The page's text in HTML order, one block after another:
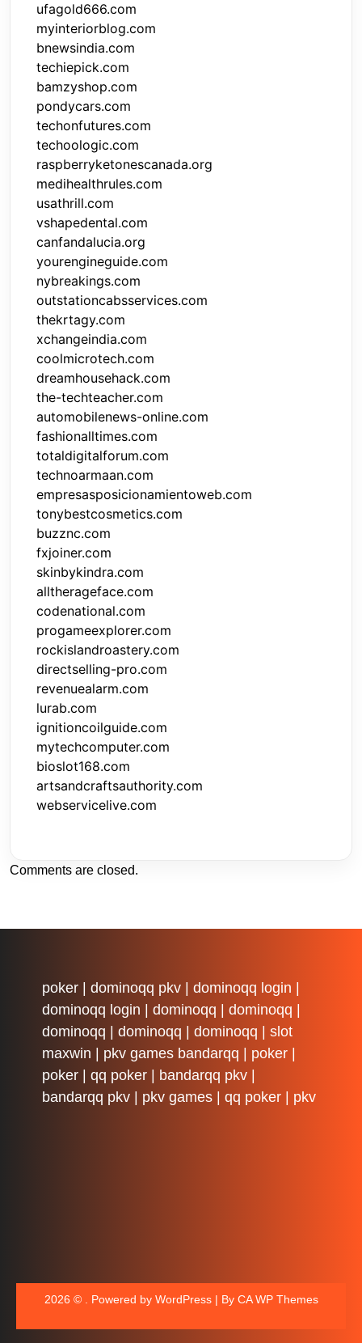
ufagold666.com
myinteriorblog.com
bnewsindia.com
techiepick.com
bamzyshop.com
pondycars.com
techonfutures.com
techoologic.com
raspberryketonescanada.org
medihealthrules.com
usathrill.com
vshapedental.com
canfandalucia.org
yourengineguide.com
nybreakings.com
outstationcabsservices.com
thekrtagy.com
xchangeindia.com
coolmicrotech.com
dreamhousehack.com
the-techteacher.com
automobilenews-online.com
fashionalltimes.com
totaldigitalforum.com
technoarmaan.com
empresasposicionamientoweb.com
tonybestcosmetics.com
buzznc.com
fxjoiner.com
skinbykindra.com
alltherageface.com
codenational.com
progameexplorer.com
rockislandroastery.com
directselling-pro.com
revenuealarm.com
lurab.com
ignitioncoilguide.com
mytechcomputer.com
bioslot168.com
artsandcraftsauthority.com
webservicelive.com
Comments are closed.
poker dominoqq pkv dominoqq login
dominoqq login
dominoqq dominoqq
dominoqq
dominoqq dominoqq
slot
maxwin
pkv games bandarqq poker
poker
qq poker bandarqq pkv
bandarqq pkv
pkv games qq poker pkv
2026 © . Powered by WordPress | By CA WP Themes